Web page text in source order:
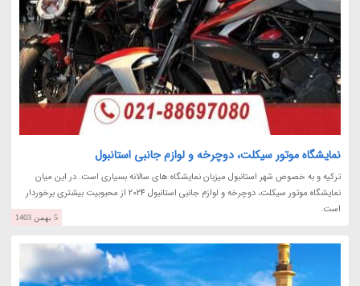
نمایشگاه موتور سیکلت، دوچرخه و لوازم جانبی استانبول
ترکیه و به خصوص شهر استانبول میزبان نمایشگاه های سالانه بسیاری است. در این میان
نمایشگاه موتور سیکلت، دوچرخه و لوازم جانبی استانبول 2024 از محبوبیت بیشتری برخوردار
است.
5 بهمن 1403